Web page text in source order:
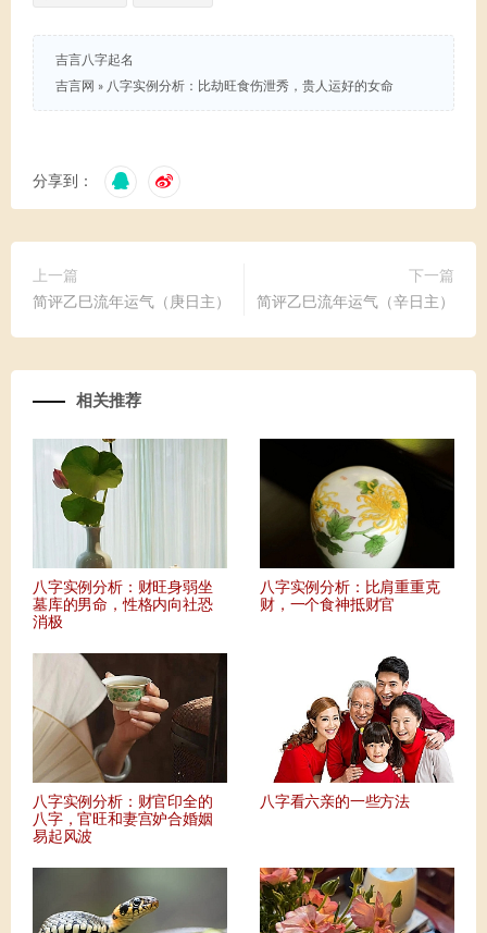
吉言八字起名
吉言网 » 八字实例分析：比劫旺食伤泄秀，贵人运好的女命
分享到：
上一篇
简评乙巳流年运气（庚日主）
下一篇
简评乙巳流年运气（辛日主）
相关推荐
八字实例分析：财旺身弱坐
墓库的男命，性格内向社恐
消极
八字实例分析：比肩重重克
财，一个食神抵财官
八字实例分析：财官印全的
八字，官旺和妻宫妒合婚姻
易起风波
八字看六亲的一些方法